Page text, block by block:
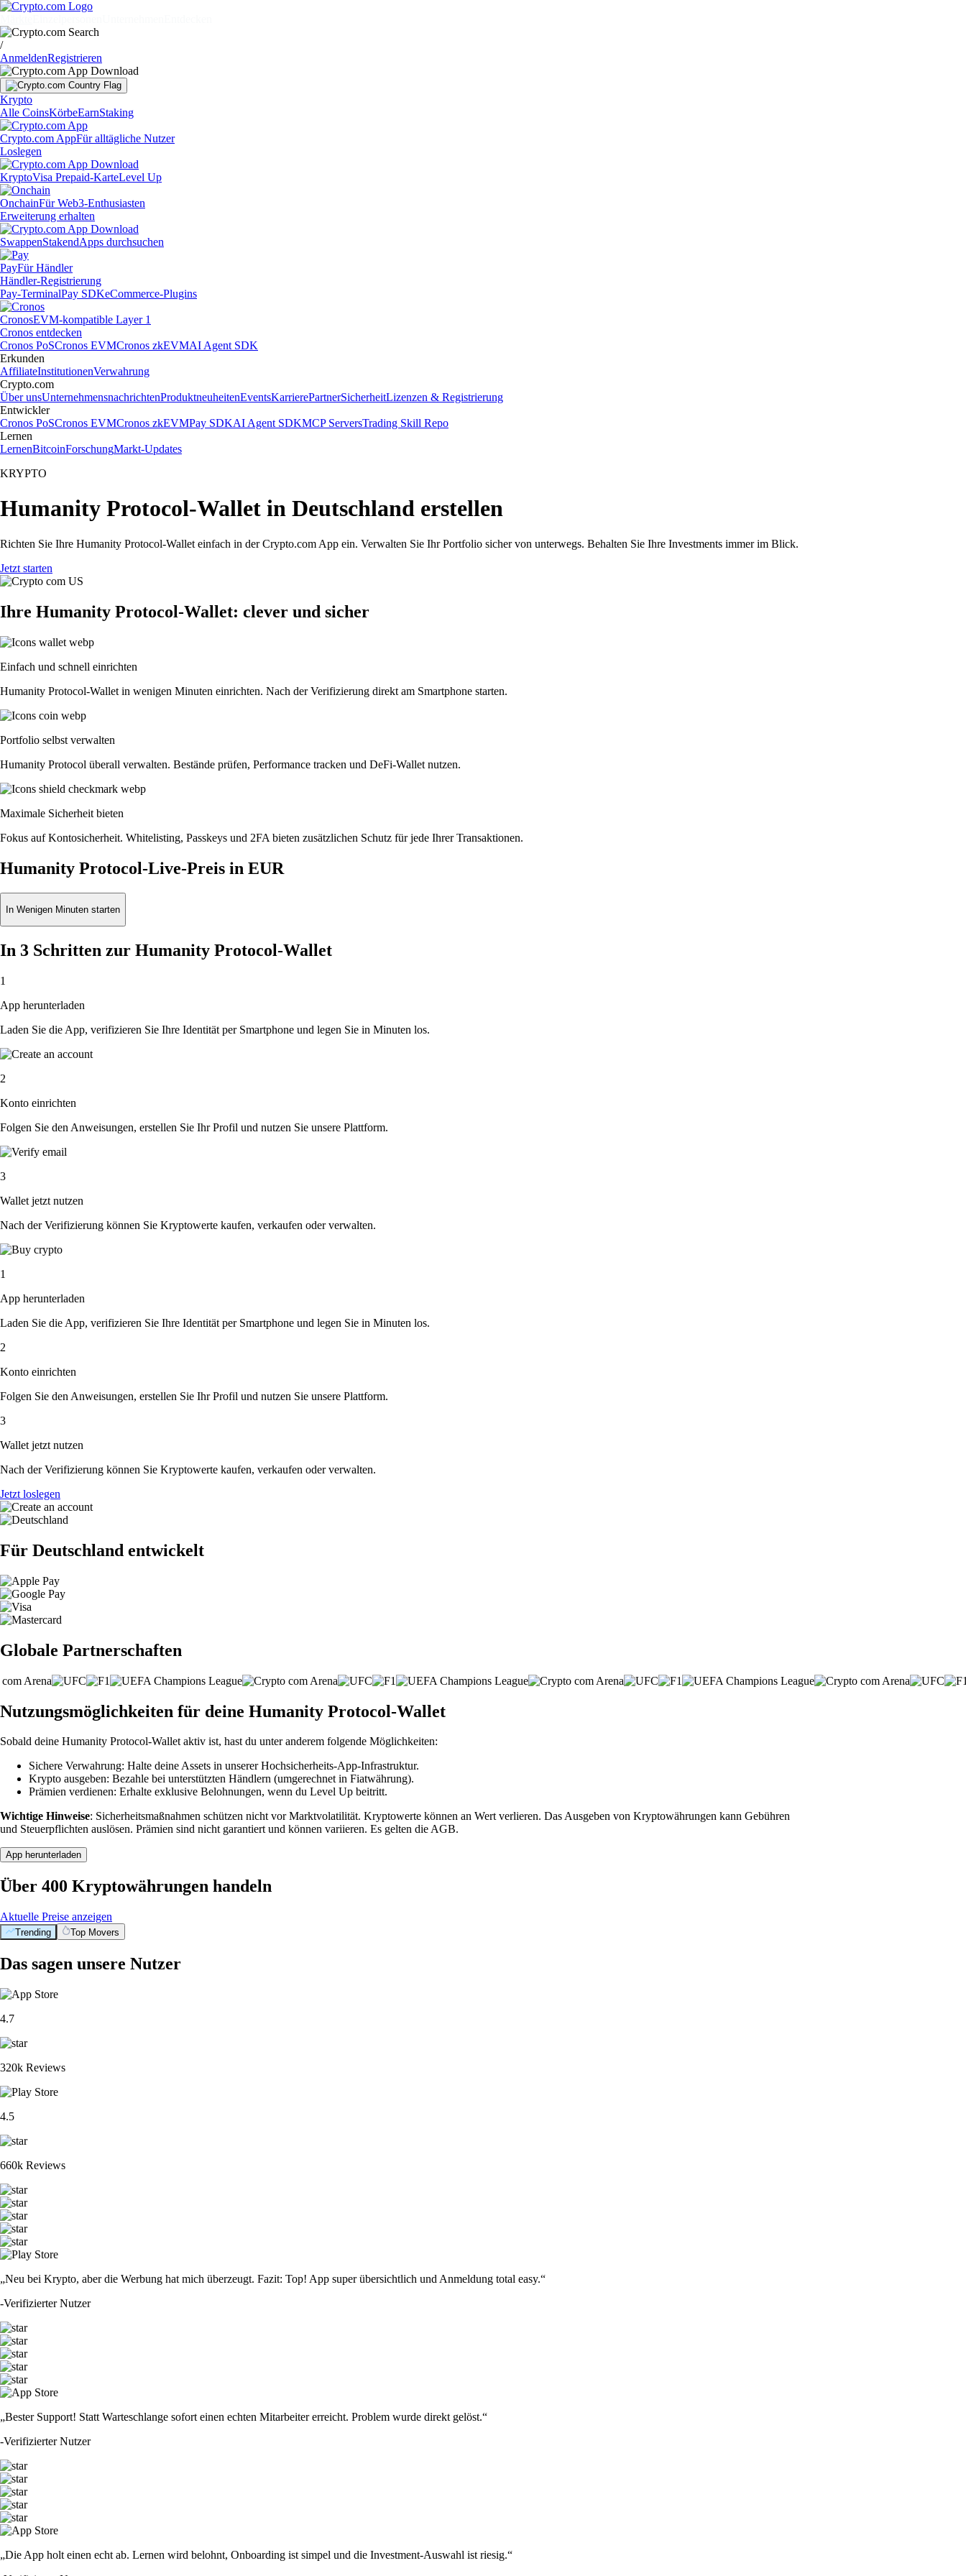
/
AnmeldenRegistrieren
Krypto
Alle CoinsKörbeEarnStaking
Crypto.com AppFür alltägliche Nutzer
Loslegen
KryptoVisa Prepaid-KarteLevel Up
OnchainFür Web3-Enthusiasten
Erweiterung erhalten
SwappenStakendApps durchsuchen
PayFür Händler
Händler-Registrierung
Pay-TerminalPay SDKeCommerce-Plugins
CronosEVM-kompatible Layer 1
Cronos entdecken
Cronos PoSCronos EVMCronos zkEVMAI Agent SDK
Erkunden
AffiliateInstitutionenVerwahrung
Crypto.com
Über unsUnternehmensnachrichtenProduktneuheitenEventsKarrierePartnerSicherheitLizenzen & Registrierung
Entwickler
Cronos PoSCronos EVMCronos zkEVMPay SDKAI Agent SDKMCP ServersTrading Skill Repo
Lernen
LernenBitcoinForschungMarkt-Updates
KRYPTO
Humanity Protocol-Wallet in Deutschland erstellen
Richten Sie Ihre Humanity Protocol-Wallet einfach in der Crypto.com App ein. Verwalten Sie Ihr Portfolio sicher von unterwegs. Behalten Sie Ihre Investments immer im Blick.
Jetzt starten
Ihre Humanity Protocol-Wallet: clever und sicher
Einfach und schnell einrichten
Humanity Protocol-Wallet in wenigen Minuten einrichten. Nach der Verifizierung direkt am Smartphone starten.
Portfolio selbst verwalten
Humanity Protocol überall verwalten. Bestände prüfen, Performance tracken und DeFi-Wallet nutzen.
Maximale Sicherheit bieten
Fokus auf Kontosicherheit. Whitelisting, Passkeys und 2FA bieten zusätzlichen Schutz für jede Ihrer Transaktionen.
Humanity Protocol-Live-Preis in EUR
In Wenigen Minuten starten
In 3 Schritten zur Humanity Protocol-Wallet
1
App herunterladen
Laden Sie die App, verifizieren Sie Ihre Identität per Smartphone und legen Sie in Minuten los.
2
Konto einrichten
Folgen Sie den Anweisungen, erstellen Sie Ihr Profil und nutzen Sie unsere Plattform.
3
Wallet jetzt nutzen
Nach der Verifizierung können Sie Kryptowerte kaufen, verkaufen oder verwalten.
1
App herunterladen
Laden Sie die App, verifizieren Sie Ihre Identität per Smartphone und legen Sie in Minuten los.
2
Konto einrichten
Folgen Sie den Anweisungen, erstellen Sie Ihr Profil und nutzen Sie unsere Plattform.
3
Wallet jetzt nutzen
Nach der Verifizierung können Sie Kryptowerte kaufen, verkaufen oder verwalten.
Jetzt loslegen
Für Deutschland entwickelt
Globale Partnerschaften
Nutzungsmöglichkeiten für deine Humanity Protocol-Wallet
Sobald deine Humanity Protocol-Wallet aktiv ist, hast du unter anderem folgende Möglichkeiten:
Sichere Verwahrung: Halte deine Assets in unserer Hochsicherheits-App-Infrastruktur.
Krypto ausgeben: Bezahle bei unterstützten Händlern (umgerechnet in Fiatwährung).
Prämien verdienen: Erhalte exklusive Belohnungen, wenn du Level Up beitritt.
Wichtige Hinweise: Sicherheitsmaßnahmen schützen nicht vor Marktvolatilität. Kryptowerte können an Wert verlieren. Das Ausgeben von Kryptowährungen kann Gebühren
und Steuerpflichten auslösen. Prämien sind nicht garantiert und können variieren. Es gelten die AGB.
App herunterladen
Über 400 Kryptowährungen handeln
Aktuelle Preise anzeigen
Trending Top Movers
Das sagen unsere Nutzer
4.7
320k Reviews
4.5
660k Reviews
„Neu bei Krypto, aber die Werbung hat mich überzeugt. Fazit: Top! App super übersichtlich und Anmeldung total easy.“
-Verifizierter Nutzer
„Bester Support! Statt Warteschlange sofort einen echten Mitarbeiter erreicht. Problem wurde direkt gelöst.“
-Verifizierter Nutzer
„Die App holt einen echt ab. Lernen wird belohnt, Onboarding ist simpel und die Investment-Auswahl ist riesig.“